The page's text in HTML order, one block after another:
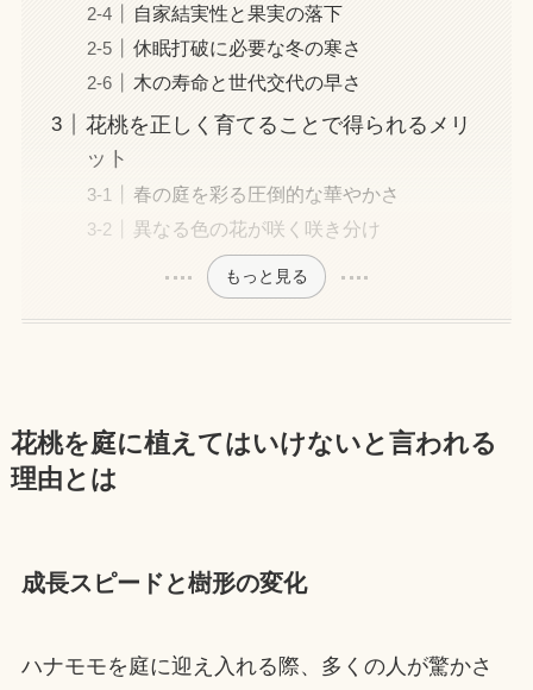
自家結実性と果実の落下
休眠打破に必要な冬の寒さ
木の寿命と世代交代の早さ
花桃を正しく育てることで得られるメリ
ット
春の庭を彩る圧倒的な華やかさ
異なる色の花が咲く咲き分け
もっと見る
花桃を庭に植えてはいけないと言われる
理由とは
成長スピードと樹形の変化
ハナモモを庭に迎え入れる際、多くの人が驚かさ